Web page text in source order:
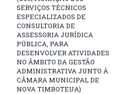
SERVIÇOS TÉCNICOS
ESPECIALIZADOS DE
CONSULTORIA DE
ASSESSORIA JURÍDICA
PÚBLICA, PARA
DESENVOLVER ATIVIDADES
NO ÂMBITO DA GESTÃO
ADMINISTRATIVA JUNTO À
CÂMARA MUNICIPAL DE
NOVA TIMBOTEUA)